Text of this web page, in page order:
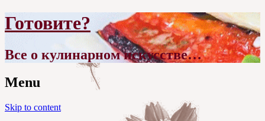
Готовите?
Все о кулинарном искусстве…
Menu
Skip to content